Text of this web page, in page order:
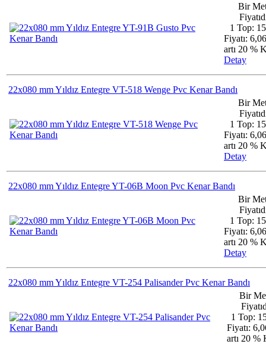
Bir
1 Top:
Fiyatı:
artı 20 %
Detay
22x080 mm Yıldız Entegre VT-518 Wenge Pvc Kenar Bandı
Bir
1 Top:
Fiyatı:
artı 20 %
Detay
22x080 mm Yıldız Entegre YT-06B Moon Pvc Kenar Bandı
Bir
1 Top:
Fiyatı:
artı 20 %
Detay
22x080 mm Yıldız Entegre VT-254 Palisander Pvc Kenar Bandı
Bir
1 Top:
Fiyatı:
artı 20